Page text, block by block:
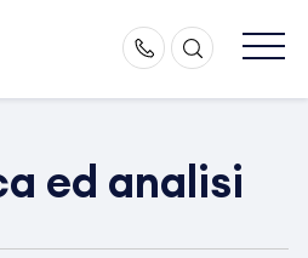
ed analisi